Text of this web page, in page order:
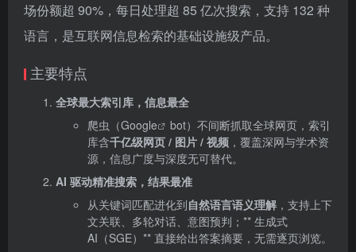
场份额超 90%，每日处理超 85 亿次搜索，支持 132 种
语言，是互联网信息检索的基础设施级产品。
主要特点
全球最大索引库，信息最全
爬虫（Google
bot）不间断抓取全球网页，索引
库含千亿级网页 / 图片 / 视频 ，覆盖深网与学术资
源，信息广度与深度无可替代。
AI 驱动精准搜索，结果最准
从关键词匹配进化到自然语言语义理解 ，支持上下
文关联、多轮对话、意图预判；** 生成式
AI（SGE）** 直接给出答案摘要，无需逐页浏览。